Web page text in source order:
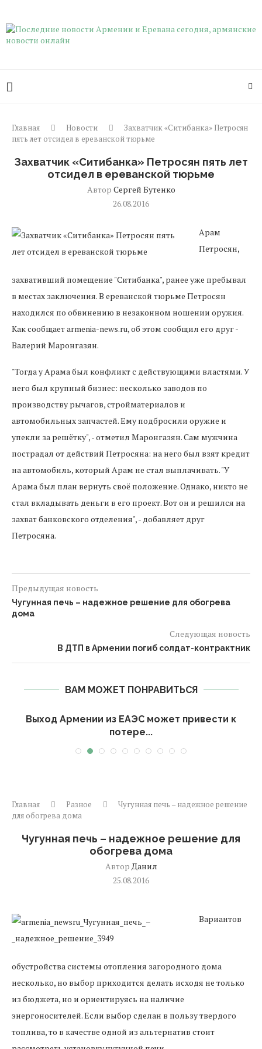
Главная Новости
Захватчик «Ситибанка» Петросян
пять лет отсидел в ереванской тюрьме
Захватчик «Ситибанка» Петросян пять лет
отсидел в ереванской тюрьме
Автор Сергей Бутенко
26.08.2016
Арам
Петросян,
захвативший помещение "Ситибанка", ранее уже пребывал
в местах заключения. В ереванской тюрьме Петросян
находился по обвинению в незаконном ношении оружия.
Как сообщаетarmenia-news.ru, об этом сообщил его друг -
Валерий Маронгазян.
"Тогда у Арама был конфликт с действующими властями. У
него был крупный бизнес: несколько заводов по
производству рычагов, стройматериалов и
автомобильных запчастей. Ему подбросили оружие и
упекли за решётку", - отметил Маронгазян. Сам мужчина
пострадал от действий Петросяна: на него был взят кредит
на автомобиль, который Арам не стал выплачивать. "У
Арама был план вернуть своё положение. Однако, никто не
стал вкладывать деньги в его проект. Вот он и решился на
захват банковского отделения", - добавляет друг
Петросяна.
Предыдущая новость
Чугунная печь – надежное решение для обогрева
дома
Следующая новость
В ДТП в Армении погиб солдат-контрактник
ВАМ МОЖЕТ ПОНРАВИТЬСЯ
Выход Армении из ЕАЭС может привести к
потере...
Главная Разное
Чугунная печь – надежное решение
для обогрева дома
Чугунная печь – надежное решение для
обогрева дома
Автор Данил
25.08.2016
Вариантов
обустройства системы отопления загородного дома
несколько, но выбор приходится делать исходя не только
из бюджета, но и ориентируясь на наличие
энергоносителей. Если выбор сделан в пользу твердого
топлива, то в качестве одной из альтернатив стоит